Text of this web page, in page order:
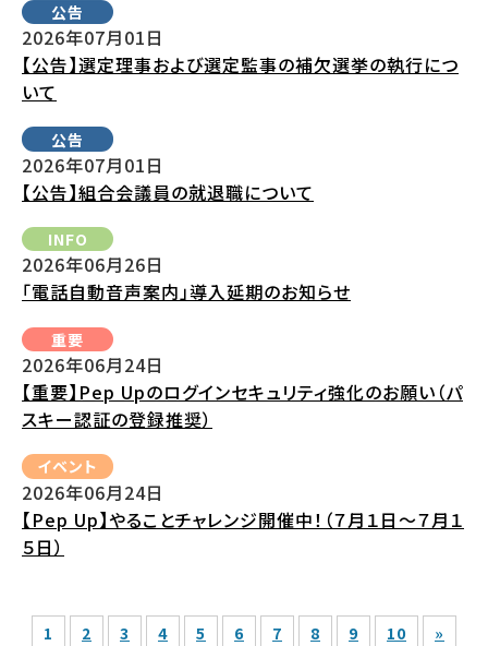
公告
2026年07月01日
【公告】選定理事および選定監事の補欠選挙の執行につ
いて
公告
2026年07月01日
【公告】組合会議員の就退職について
INFO
2026年06月26日
「電話自動音声案内」導入延期のお知らせ
重要
2026年06月24日
【重要】Pep Upのログインセキュリティ強化のお願い（パ
スキー認証の登録推奨）
イベント
2026年06月24日
【Pep Up】やることチャレンジ開催中！（７月１日～７月１
５日）
1 2 3 4 5 6 7 8 9 10 »